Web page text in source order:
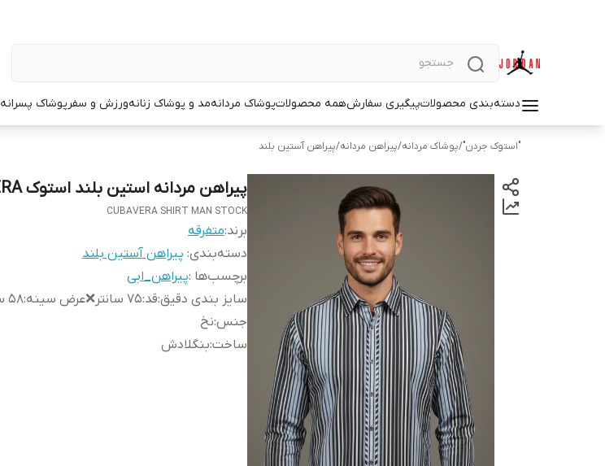
دسته‌بندی محصولاتپیگیری سفارشهمه محصولاتپوشاک مردانهمد و پوشاک زنانهورزش و سفرپوشاک پسرانه
"استوک جردن"/پوشاک مردانه/پیراهن مردانه/پیراهن آستین بلند
پیراهن مردانه استین بلند استوک CUBAVERA
CUBAVERA SHIRT MAN STOCK
برند:متفرقه
دسته‌بندی: پیراهن آستین بلند
برچسب‌ها :پیراهن_ابی
سایز بندی دقیق:قد:۷۵ سانتر❌عرض سینه:۵۸ سانتر❌شانه:۴۸ سانتر
جنس:نخ
ساخت:بنگلادش